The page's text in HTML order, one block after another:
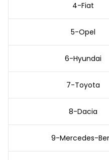
4-Fiat
5-Opel
6-Hyundai
7-Toyota
8-Dacia
9-Mercedes-